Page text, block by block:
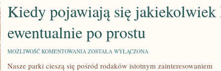
Kiedy pojawiają się jakiekolwiek
ewentualnie po prostu
MOŻLIWOŚĆ KOMENTOWANIA KIEDY
SIĘ
ZOSTAŁA WYŁĄCZONA
Nasze parki cieszą się pośród rodaków istotnym zainteresowaniem